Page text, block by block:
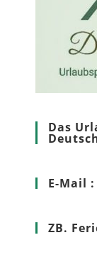
Das
E-Mail
ZB.